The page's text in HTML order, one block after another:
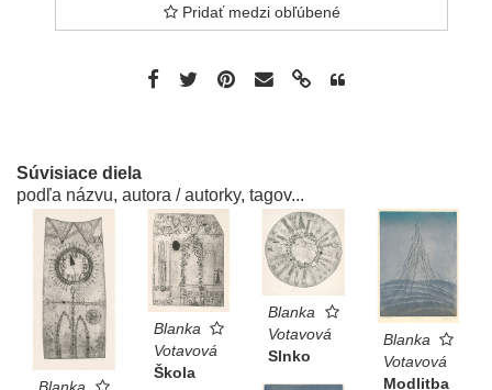
Pridať medzi obľúbené
Súvisiace diela
podľa názvu, autora / autorky, tagov...
Blanka
Blanka
Votavová
Škola
Blanka
Votavová
Slnko
Blanka
Votavová
Modlitba